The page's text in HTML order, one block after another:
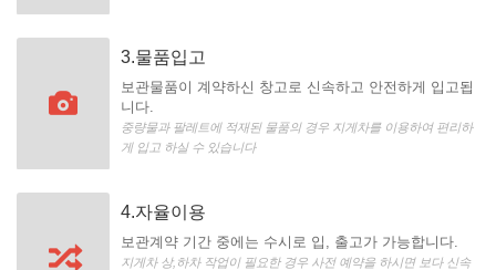
3.물품입고
보관물품이 계약하신 창고로 신속하고 안전하게 입고됩
니다.
중량물과 팔레트에 적재된 물품의 경우 지게차를 이용하여 편리하
게 입고 하실 수 있습니다
4.자율이용
보관계약 기간 중에는 수시로 입, 출고가 가능합니다.
지게차 상,하차 작업이 필요한 경우 사전 예약을 하시면 보다 신속